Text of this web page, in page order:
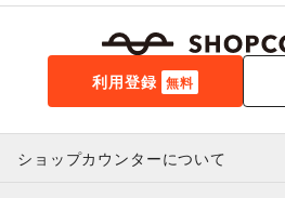
利用登録 無料
ショップカウンターについて